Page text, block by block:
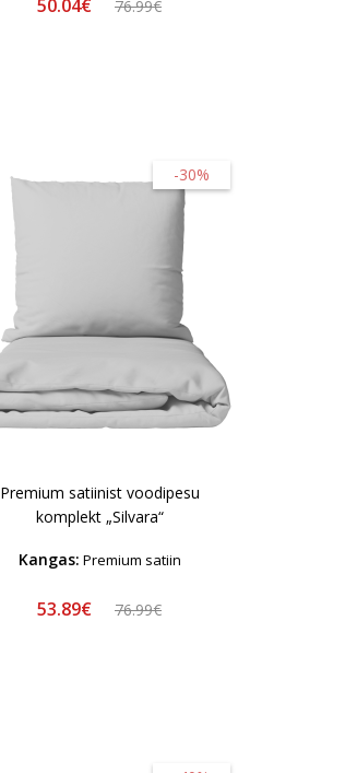
50.04€ 76.99€
-30%
Premium satiinist voodipesu
komplekt „Silvara“
Kangas: Premium satiin
53.89€ 76.99€